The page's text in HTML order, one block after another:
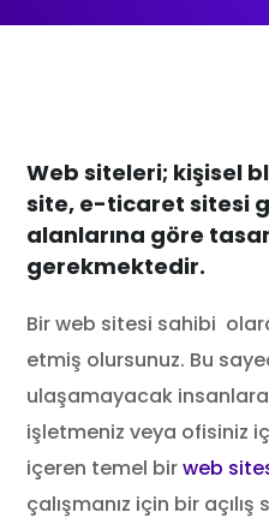
Web siteleri; kişisel
site, e-ticaret sitesi
alanlarına göre
gerekmektedir.
Bir web sitesi sahibi
etmiş olursunuz. Bu
ulaşamayacak
işletmeniz veya ofisiniz
içeren temel birweb
çalışmanız için bir